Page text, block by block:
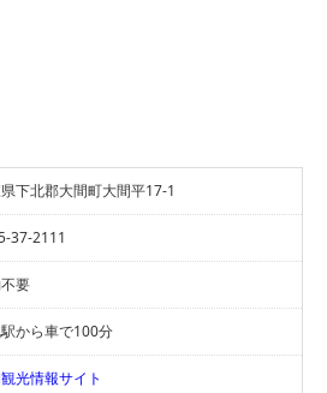
下北郡大間町大間平17-1
37-2111
要
から車で100分
光情報サイト